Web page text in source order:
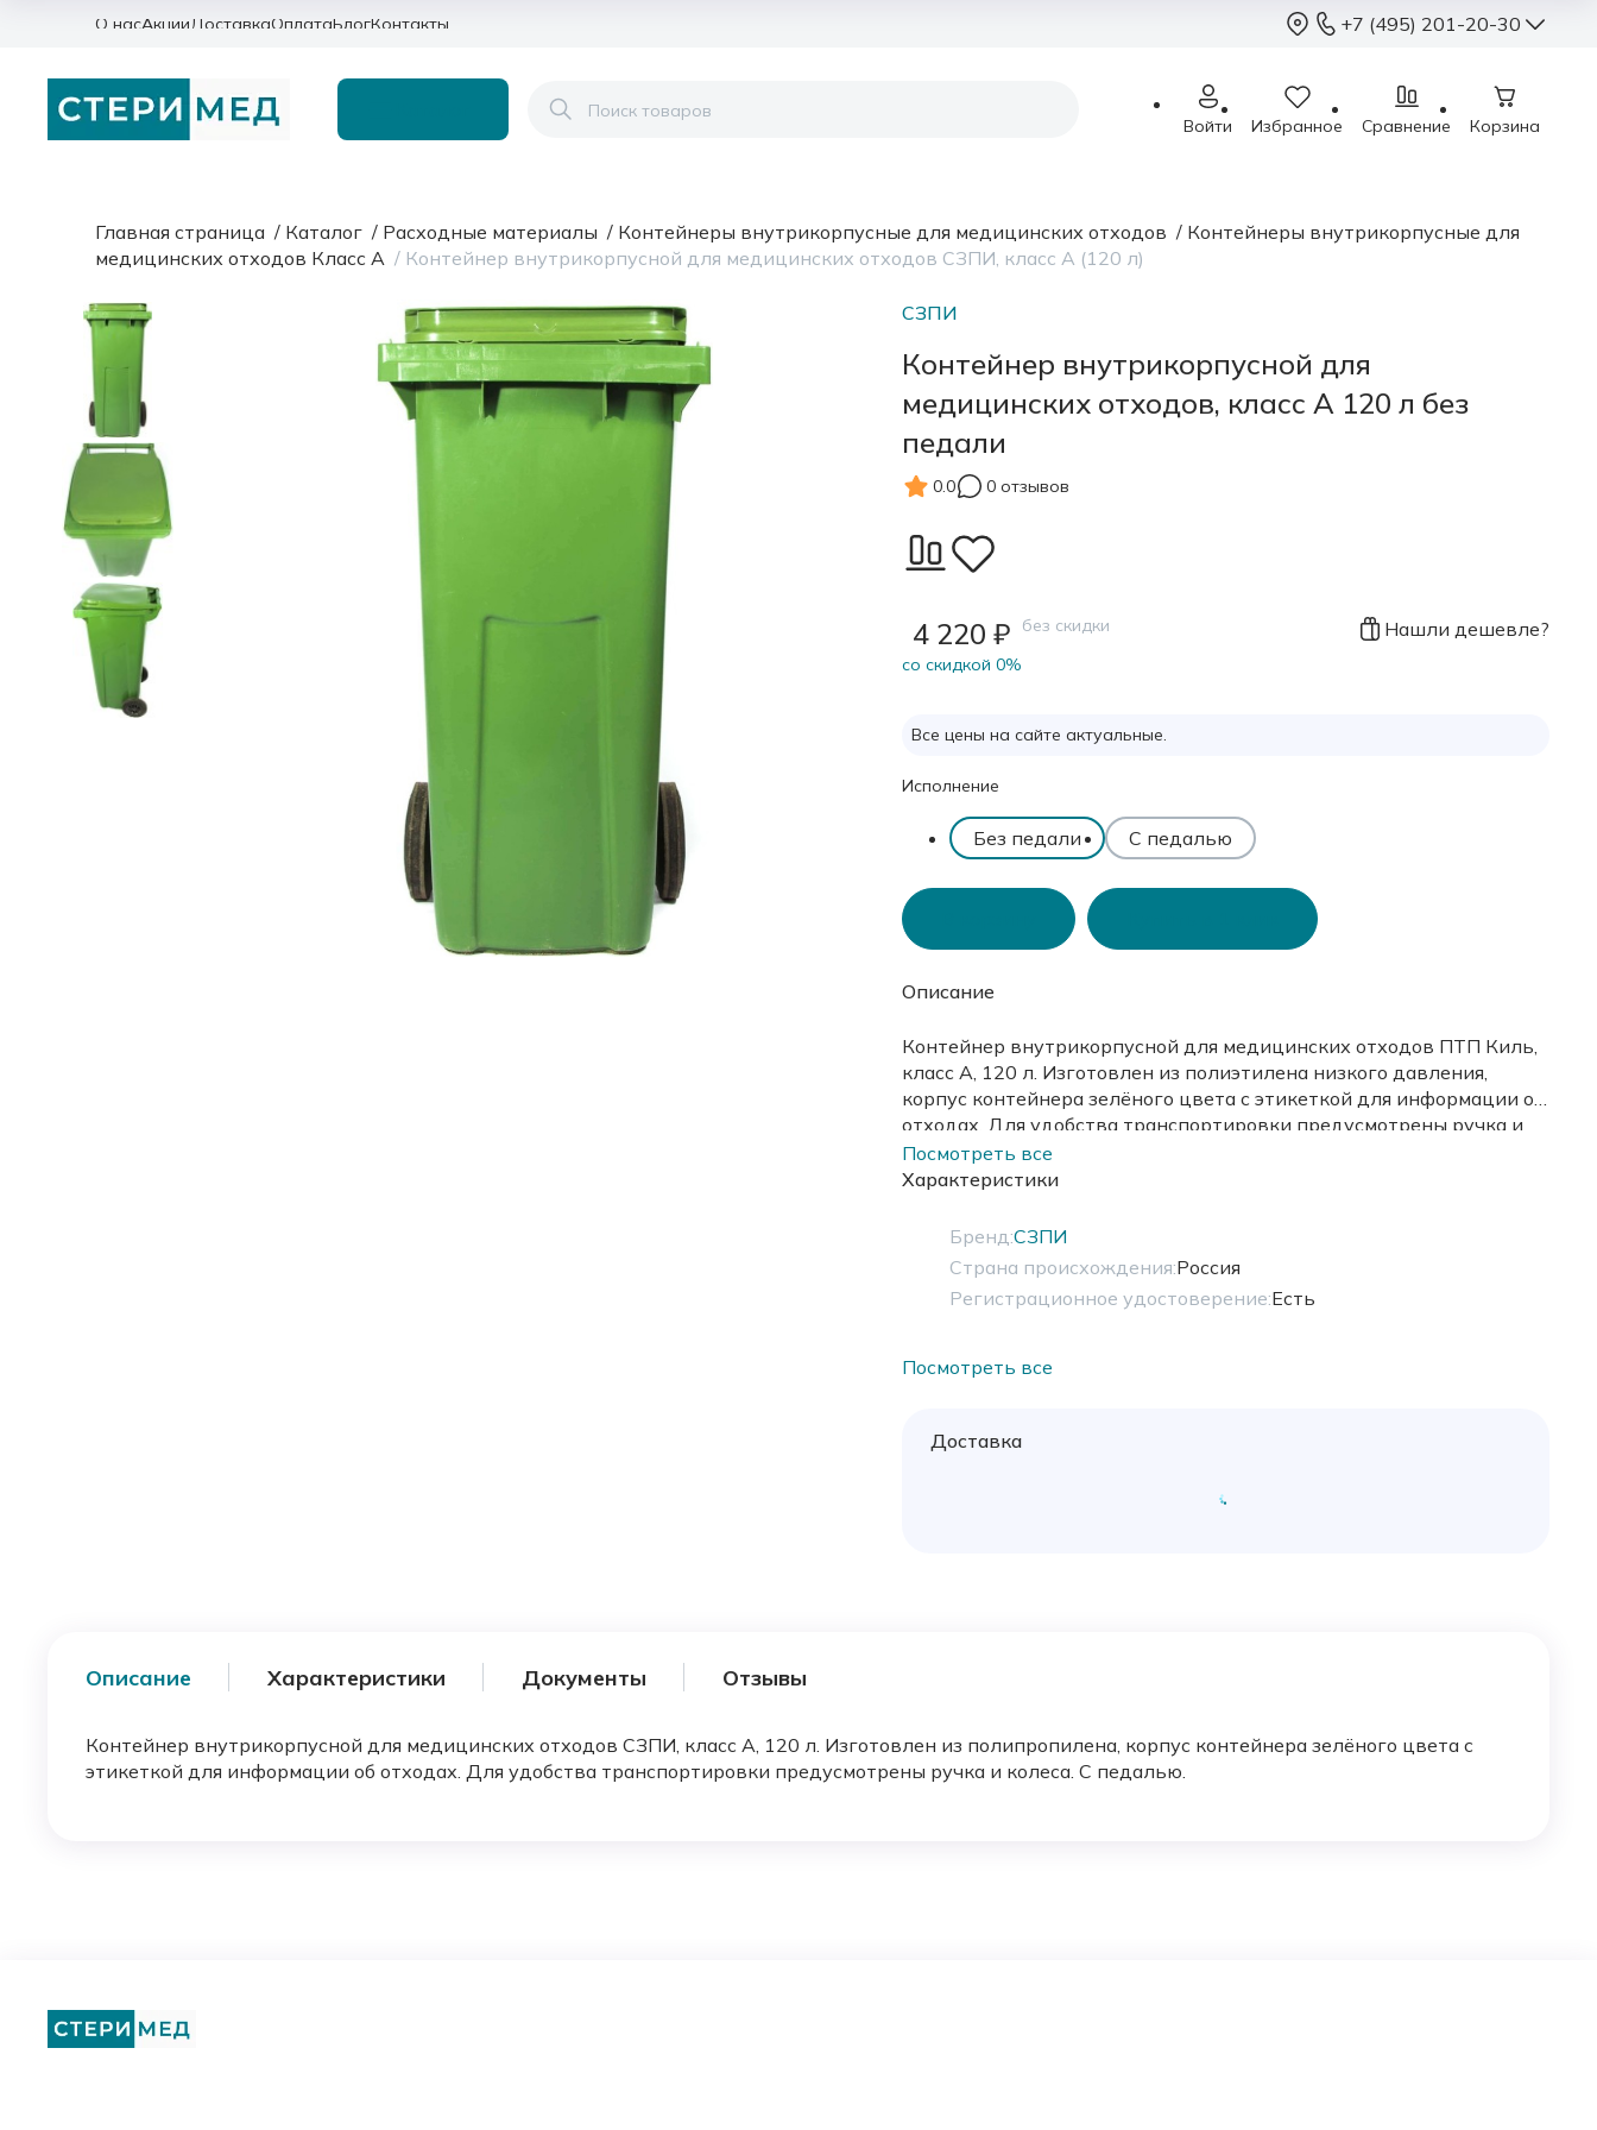
О насАкцииДоставкаОплатаБлогКонтакты +7 (495) 201-20-30
+7 (495) 201-
sales@sterimed.ru
Сб - Вс: выходные
Войти Избранное Сравнение Корзина
Главная страница / Каталог / Расходные материалы / Контейнеры внутрикорпусные для медицинских отходов / Контейнеры внутрикорпусные для
медицинских отходов Класс А / Контейнер внутрикорпусной для медицинских отходов СЗПИ, класс А (120 л)
СЗПИ
Контейнер внутрикорпусной для
медицинских отходов, класс А 120 л без
педали
0.0 0 отзывов
4 220 ₽
cо скидкой 0%
без скидки Нашли дешевле?
Все цены на сайте актуальные.
Исполнение
Без педали С педалью
Описание
Контейнер внутрикорпусной для медицинских отходов ПТП Киль,
класс А, 120 л. Изготовлен из полиэтилена низкого давления,
корпус контейнера зелёного цвета с этикеткой для информации об
отходах. Для удобства транспортировки предусмотрены ручка и
колеса.
Посмотреть все
Характеристики
Бренд:СЗПИ
Страна происхождения:Россия
Регистрационное удостоверение:Есть
Посмотреть все
Доставка
Описание Характеристики Документы Отзывы
Контейнер внутрикорпусной для медицинских отходов СЗПИ, класс А, 120 л. Изготовлен из полипропилена, корпус контейнера зелёного цвета с
этикеткой для информации об отходах. Для удобства транспортировки предусмотрены ручка и колеса. С педалью.